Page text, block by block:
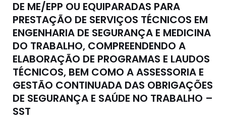
DE ME/EPP OU EQUIPARADAS PARA
PRESTAÇÃO DE SERVIÇOS TÉCNICOS EM
ENGENHARIA DE SEGURANÇA E MEDICINA
DO TRABALHO, COMPREENDENDO A
ELABORAÇÃO DE PROGRAMAS E LAUDOS
TÉCNICOS, BEM COMO A ASSESSORIA E
GESTÃO CONTINUADA DAS OBRIGAÇÕES
DE SEGURANÇA E SAÚDE NO TRABALHO –
SST